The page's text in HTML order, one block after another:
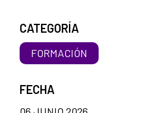
CATEGORÍA
FORMACIÓN
FECHA